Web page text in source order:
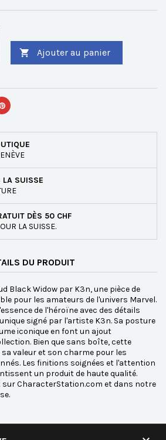
 Ajouter au panier
LA SUISSE
DÈS 50 CHF
LA SUISSE.
DU PRODUIT
Black Widow par K3n, une pièce de
pour les amateurs de l'univers Marvel.
de l'héroïne avec des détails
signé par l'artiste K3n. Sa posture
iconique en font un ajout
Bien que sans boîte, cette
valeur et son charme pour les
Les finitions soignées et l'attention
un produit de haute qualité.
CharacterStation.com et dans notre